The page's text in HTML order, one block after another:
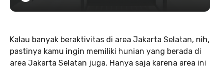
Kalau banyak beraktivitas di area Jakarta Selatan, nih,
pastinya kamu ingin memiliki hunian yang berada di
area Jakarta Selatan juga. Hanya saja karena area ini